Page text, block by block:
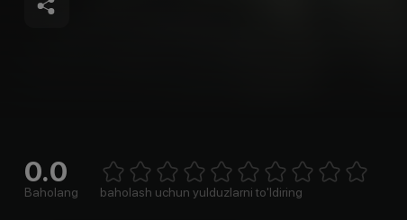
0.0
Baholang 1 Star2 Stars3 Stars4 Stars5 Stars6 Stars7 Stars8 Stars
baholash uchun yulduzlarni to'ldiring